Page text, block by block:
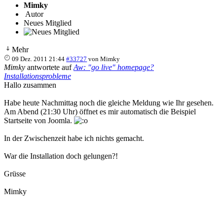
Mimky
Autor
Neues Mitglied
Mehr
09 Dez. 2011 21:44 #33727 vonMimky
Mimky antwortete aufAw: "go live" homepage?
Installationsprobleme
Hallo zusammen
Habe heute Nachmittag noch die gleiche Meldung wie Ihr gesehen.
Am Abend (21:30 Uhr) öffnet es mir automatisch die Beispiel
Startseite von Joomla.
In der Zwischenzeit habe ich nichts gemacht.
War die Installation doch gelungen?!
Grüsse
Mimky